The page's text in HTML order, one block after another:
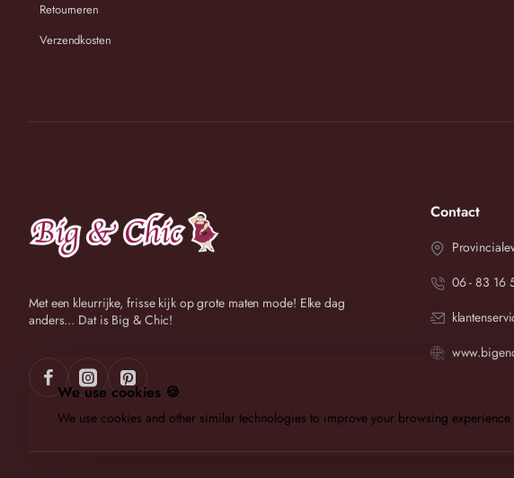
We use cookies 🍪
We use cookies and other similar technologies to improve your browsing
Retourneren
Verzendkosten
Met een kleurrijke, frisse kijk op grote maten mode! Elke dag
anders... Dat is Big & Chic!
Contact
06 - 83 16